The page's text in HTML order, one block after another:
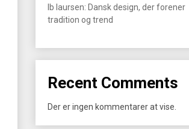
Ib laursen: Dansk design, der forener
tradition og trend
Recent Comments
Der er ingen kommentarer at vise.